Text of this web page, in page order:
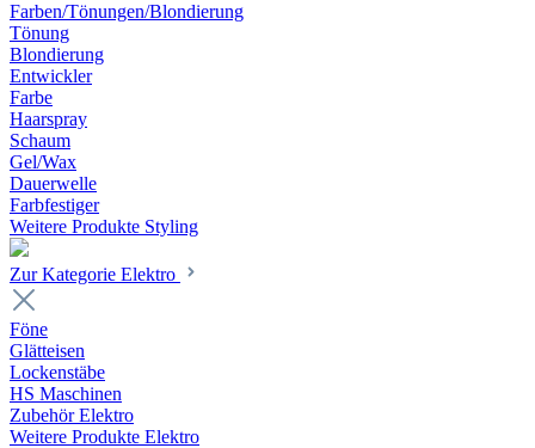
Farben/Tönungen/Blondierung
Tönung
Blondierung
Entwickler
Farbe
Haarspray
Schaum
Gel/Wax
Dauerwelle
Farbfestiger
Weitere Produkte Styling
Zur Kategorie Elektro
Föne
Glätteisen
Lockenstäbe
HS Maschinen
Zubehör Elektro
Weitere Produkte Elektro